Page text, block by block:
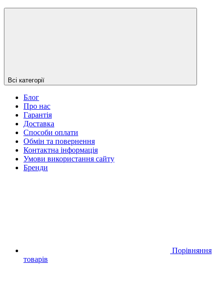
Всі категорії
Блог
Про нас
Гарантія
Доставка
Способи оплати
Обмін та повернення
Контактна інформація
Умови використання сайту
Бренди
Порівняння
товарів